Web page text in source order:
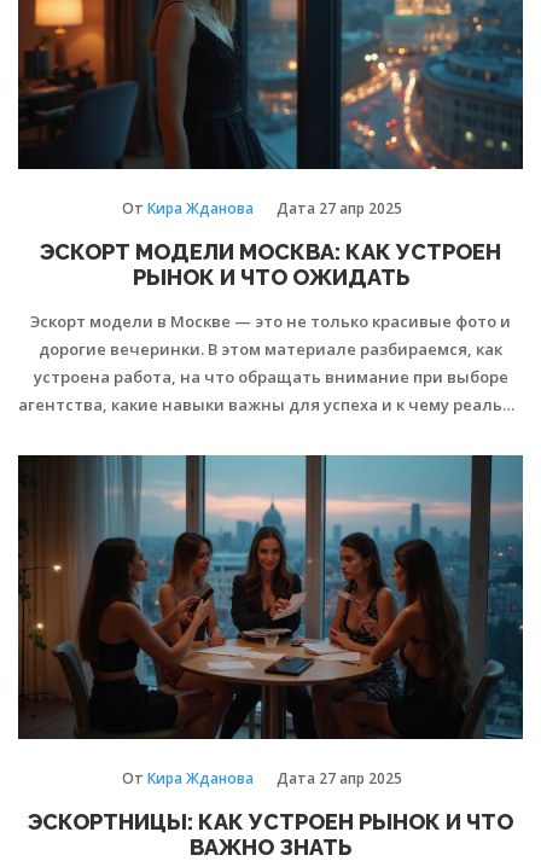
От Кира Жданова Дата 27 апр 2025
ЭСКОРТ МОДЕЛИ МОСКВА: КАК УСТРОЕН
РЫНОК И ЧТО ОЖИДАТЬ
Эскорт модели в Москве — это не только красивые фото и
дорогие вечеринки. В этом материале разбираемся, как
устроена работа, на что обращать внимание при выборе
агентства, какие навыки важны для успеха и к чему реально
помогут не попасть в неловкие ситуации и сделать
правильный выбор. Не обходится и без интересных фактов
из личного опыта.
От Кира Жданова Дата 27 апр 2025
ЭСКОРТНИЦЫ: КАК УСТРОЕН РЫНОК И ЧТО
ВАЖНО ЗНАТЬ